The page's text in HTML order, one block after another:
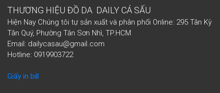
THƯƠNG HIỆU ĐỒ DA DAILY CÁ SẤU
Hiện Nay Chúng tôi tự sản xuất và phân phối Online: 295 Tân Kỳ
Tân Quý, Phường Tân Sơn Nhì, TP.HCM
Email: dailycasau@gmail.com
Hotline: 0919903722
Giấy in bill